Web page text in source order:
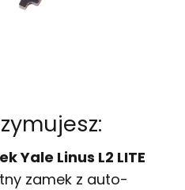
Yale Linus L2 LITE
zamek z auto-